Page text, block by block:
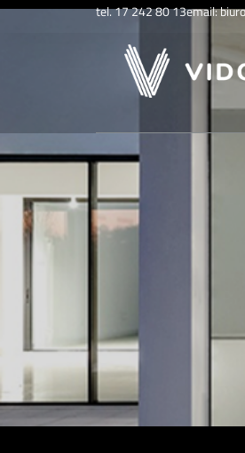
tel. 17 242 80 13email: